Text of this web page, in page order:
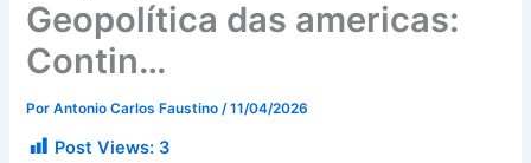
Geopolítica das americas:
Contin…
PorAntonio Carlos Faustino /11/04/2026
Post Views: 3